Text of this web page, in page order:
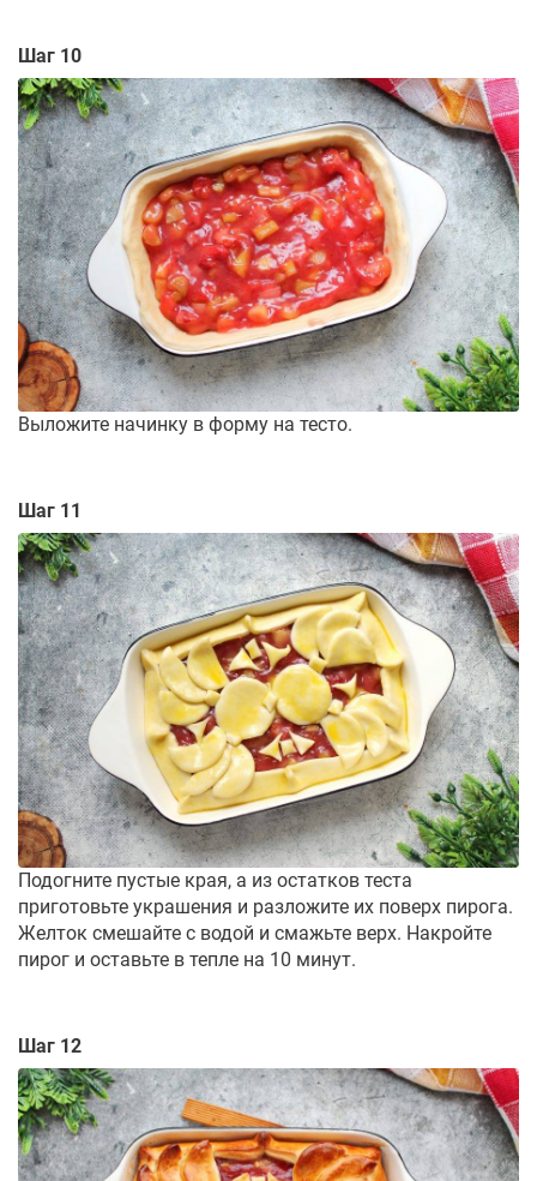
Шаг 10
Выложите начинку в форму на тесто.
Шаг 11
Подогните пустые края, а из остатков теста
приготовьте украшения и разложите их поверх пирога.
Желток смешайте с водой и смажьте верх. Накройте
пирог и оставьте в тепле на 10 минут.
Шаг 12